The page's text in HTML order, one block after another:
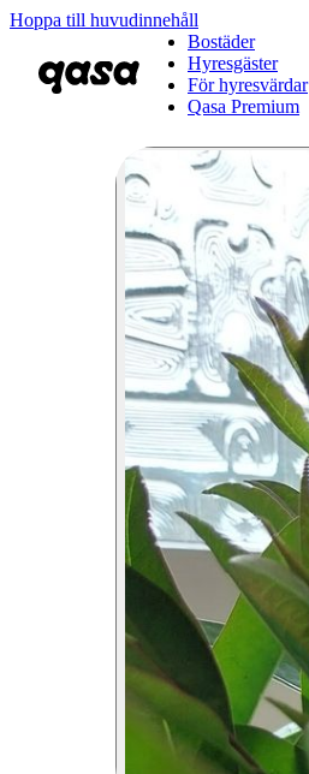
Hoppa till huvudinnehåll
Bostäder
Hyresgäster
För hyresvärdar
Qasa Premium